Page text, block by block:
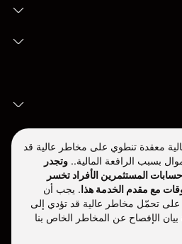
معقدة تنطوي على مخاطر عالية قد
بسبب الرافعة المالية.. وتجدر
إلى أن %79.75 من حسابات المستثمرين الأفراد تخسر
مع مقدم الخدمة هذا. يجب أن
على تحمّل مخاطر عالية قد تؤدي إلى
الإفصاح عن المخاطر الخاص بنا